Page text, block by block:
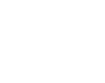
objektiv FE 100-